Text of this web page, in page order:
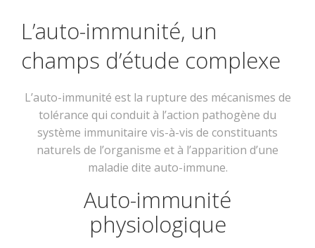
L’auto-immunité, un
champs d’étude complexe
L’auto-immunité est la rupture des mécanismes de
tolérance qui conduit à l’action pathogène du
système immunitaire vis-à-vis de constituants
naturels de l’organisme et à l’apparition d’une
maladie dite auto-immune.
Auto-immunité
physiologique